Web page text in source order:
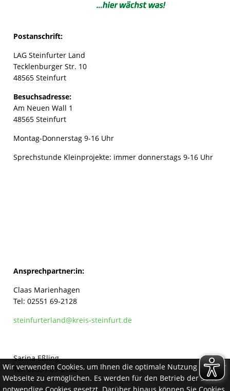
Postanschrift:
LAG Steinfurter Land
Tecklenburger Str. 10
48565 Steinfurt
Besuchsadresse:
Am Neuen Wall 1
48565 Steinfurt
Montag-Donnerstag 9-16 Uhr
Sprechstunde Kleinprojekte: immer donnerstags 9-16 Uhr
Ansprechpartner:in:
Claas Marienhagen
Tel: 02551 69-2128
steinfurterland@kreis-steinfurt.de
Sarina Eßling
Tel: 02551 69-2130
Wir verwenden Cookies, um Ihnen die optimale Nutzung unserer
Webseite zu ermöglichen. Es werden für den Betrieb der Seite